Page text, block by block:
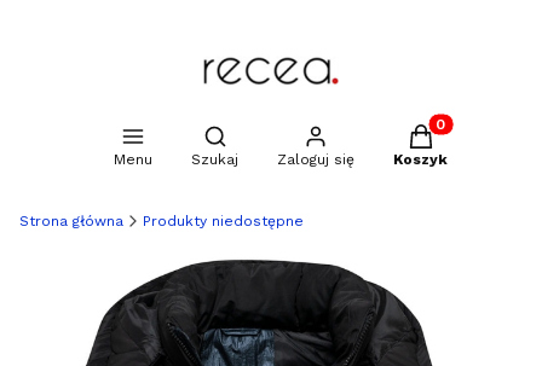
Menu
Otwórz wyszukiwarkę
Szukaj Zaloguj się
Produkty w
Koszyk
Strona główna Produkty niedostępne